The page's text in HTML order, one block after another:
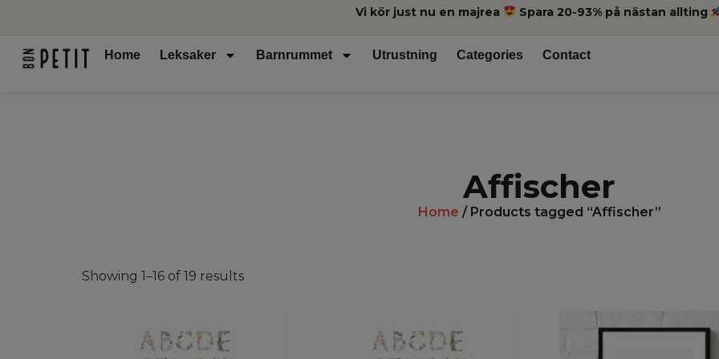
Vi kör just nu en majrea Spara 20-93% på nästan allting
Home Leksaker Barnrummet Utrustning Categories Contact
Affischer
Home / Products tagged “Affischer”
Showing 1–16 of 19 results